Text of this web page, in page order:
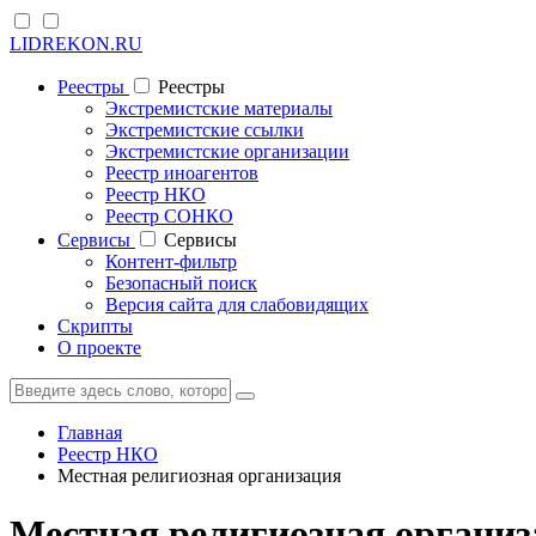
LIDREKON.RU
Реестры
Реестры
Экстремистские материалы
Экстремистские ссылки
Экстремистские организации
Реестр иноагентов
Реестр НКО
Реестр СОНКО
Cервисы
Cервисы
Контент-фильтр
Безопасный поиск
Версия сайта для слабовидящих
Скрипты
О проекте
Главная
Реестр НКО
Местная религиозная организация